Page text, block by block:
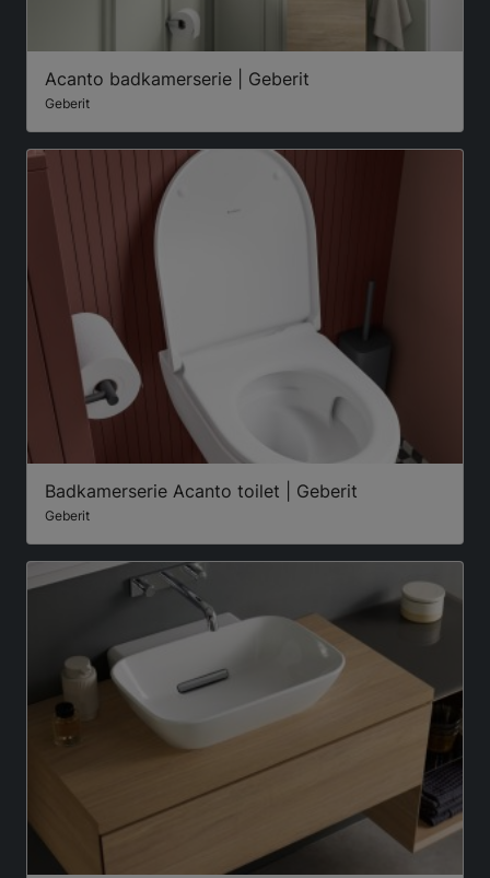
Acanto badkamerserie | Geberit
Geberit
Badkamerserie Acanto toilet | Geberit
Geberit